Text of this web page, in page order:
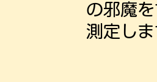
の邪魔
測定しま